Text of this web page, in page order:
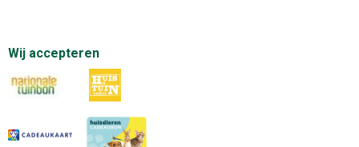
Wij accepteren